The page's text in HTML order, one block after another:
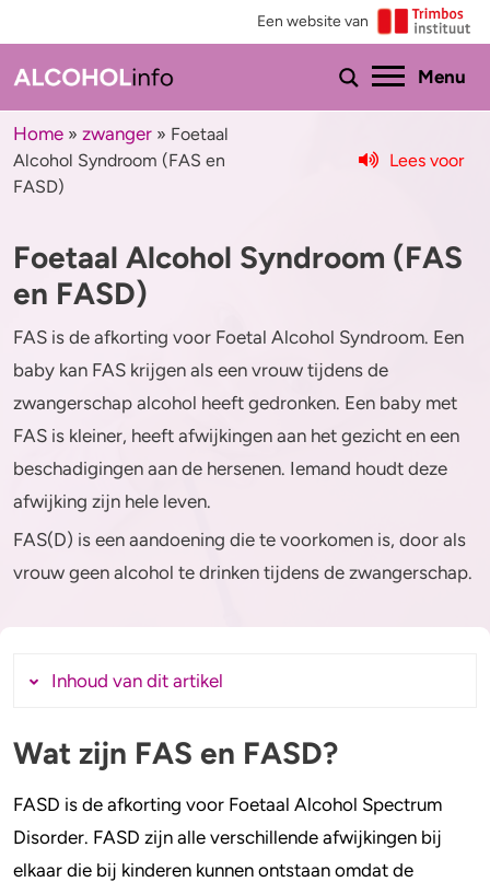
Een website van
Menu
Menu
Effecten en risico’s
Minder drinken of stoppen?
Bezorgd om iemand
Hulp
Gezondheid
Mentale gezondheid
Wet
Alcohol en medicijnen
Test jezelf
Test je kennis
Uitgebreide drinktest
Wat drink jij?
Promillage calculator
Alcohol en opvoeden
Standaardglazen en calorieën berekenen
Home » zwanger » Foetaal
Alcohol Syndroom (FAS en
FASD)
Lees voor
Foetaal Alcohol Syndroom (FAS
en FASD)
FAS is de afkorting voor Foetal Alcohol Syndroom. Een
baby kan FAS krijgen als een vrouw tijdens de
zwangerschap alcohol heeft gedronken. Een baby met
FAS is kleiner, heeft afwijkingen aan het gezicht en een
beschadigingen aan de hersenen. Iemand houdt deze
afwijking zijn hele leven.
FAS(D) is een aandoening die te voorkomen is, door als
vrouw geen alcohol te drinken tijdens de zwangerschap.
Inhoud van dit artikel
Wat zijn FAS en FASD?
Wat zijn kenmerken van FAS(D)?
Meer lezen over het foetaal alcohol
Wat zijn FAS en FASD?
FASD is de afkorting voor Foetaal Alcohol Spectrum
Disorder. FASD zijn alle verschillende afwijkingen bij
elkaar die bij kinderen kunnen ontstaan omdat de